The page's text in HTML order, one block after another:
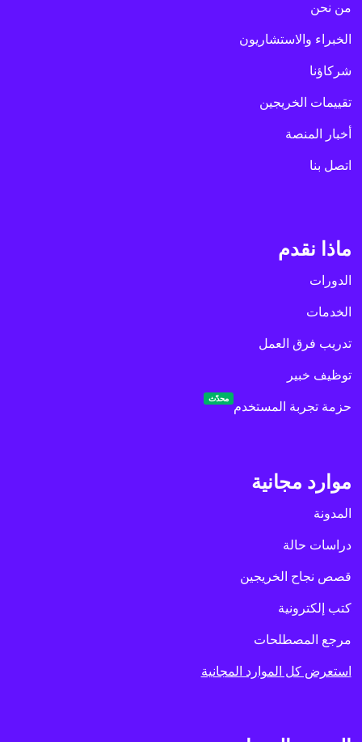
من نحن
الخبراء والاستشاريون
شركاؤنا
تقييمات الخريجين
أخبار المنصة
اتصل بنا
ماذا نقدم
الدورات
الخدمات
تدريب فرق العمل
توظيف خبير
حزمة تجربة المستخدم
محدّث
موارد مجانية
المدونة
دراسات حالة
قصص نجاح الخريجين
كتب إلكترونية
مرجع المصطلحات
استعرض كل الموارد المجانية